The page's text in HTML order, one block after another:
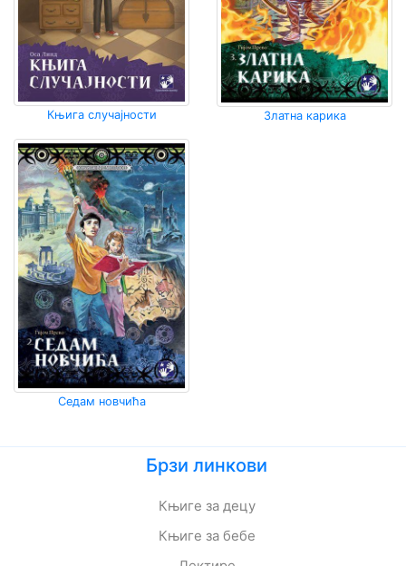
Књига случајности Златна карика
Седам новчића
Брзи линкови
Књиге за децу
Књиге за бебе